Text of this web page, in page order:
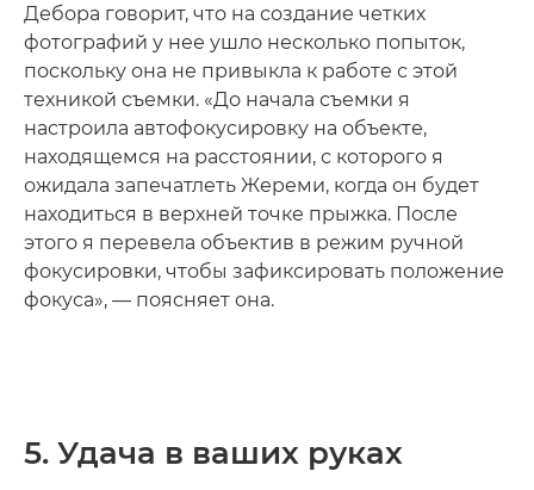
Дебора говорит, что на создание четких
фотографий у нее ушло несколько попыток,
поскольку она не привыкла к работе с этой
техникой съемки. «До начала съемки я
настроила автофокусировку на объекте,
находящемся на расстоянии, с которого я
ожидала запечатлеть Жереми, когда он будет
находиться в верхней точке прыжка. После
этого я перевела объектив в режим ручной
фокусировки, чтобы зафиксировать положение
фокуса», — поясняет она.
5. Удача в ваших руках